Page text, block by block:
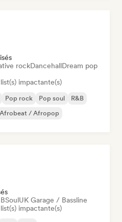
rockDancehallDream pop
impactante(s)
Pop rock Pop soul
R&B
Afrobeat / Afropop
SoulUK Garage / Bassline
impactante(s)